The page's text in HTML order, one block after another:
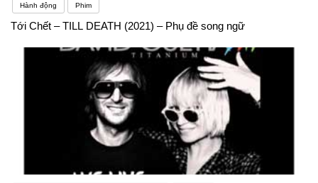
dụng theo một cách hoàn toàn xa lạ chưa? Từ vựng
định nghĩa nên bạn rất dễ hiểu sai nghĩa của chúng.
Cũng khó để ghi nhớ nhiều định nghĩa khác nhau
gian hai người dành cho nhau một cách lãng
Hành động Phim
Tới Chết – TILL DEATH (2021) – Phụ đề song ngữ